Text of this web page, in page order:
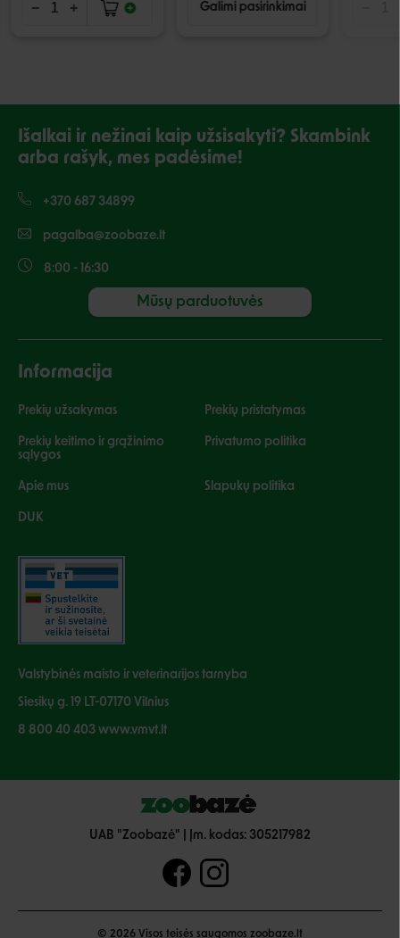
Galimi pasirinkimai
Išalkai ir nežinai kaip užsisakyti? Skambink
arba rašyk, mes padėsime!
+370 687 34899
pagalba@zoobaze.lt
8:00 - 16:30
Mūsų parduotuvės
Informacija
Prekių užsakymas Prekių pristatymas
Prekių keitimo ir grąžinimo
sąlygos
Privatumo politika
Apie mus Slapukų politika
DUK
Valstybinės maisto ir veterinarijos tarnyba
Siesikų g. 19 LT-07170 Vilnius
8 800 40 403 www.vmvt.lt
UAB "Zoobazė" | Įm. kodas: 305217982
© 2026 Visos teisės saugomos zoobaze.lt